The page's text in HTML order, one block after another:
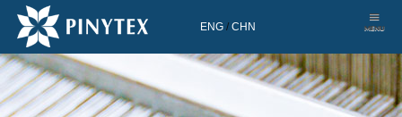
ENG/ CHN